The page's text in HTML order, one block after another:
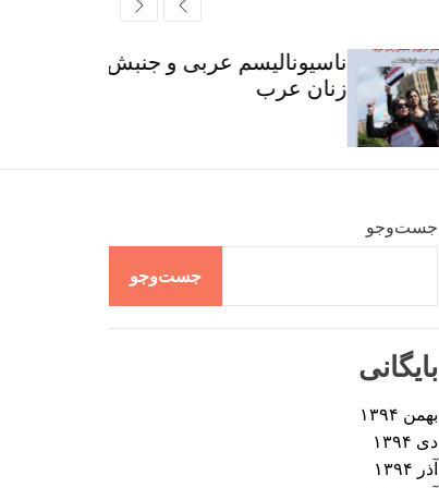
e
c
e
r
c
ناسیونالیسم عربی و جنبش
زنان عرب
جست‌وجو
جست‌وجو
بایگانی
بهمن ۱۳۹۴
دی ۱۳۹۴
آذر ۱۳۹۴